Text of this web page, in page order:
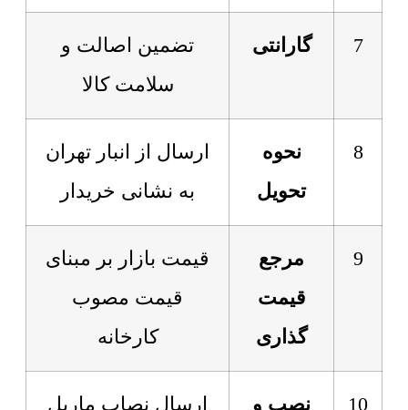
7 گارانتی
تضمین اصالت و
سلامت کالا
8
نحوه
تحویل
ارسال از انبار تهران
به نشانی خریدار
9
مرجع
قیمت
گذاری
قیمت بازار بر مبنای
قیمت مصوب
کارخانه
10
نصب و
ارسال نصاب ماربل